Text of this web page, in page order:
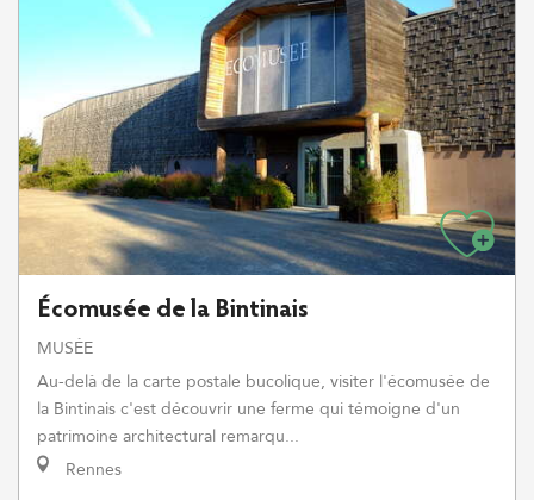
Écomusée de la Bintinais
MUSÉE
Au-delà de la carte postale bucolique, visiter l'écomusée de
la Bintinais c'est découvrir une ferme qui témoigne d'un
patrimoine architectural remarqu...
Rennes